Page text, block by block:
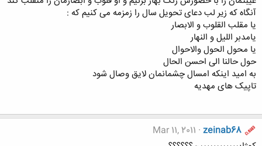
آنگاه که زیر لب دعای تحویل سال را زمزمه می کنیم که :
یا مقلب القلوب و الابصار
یامدبر اللیل و النهار
یا محول الحول والاحوال
حول حالنا الی احسن الحال
به امید اینکه امسال چشمانمان لایق وصال شود
تاپیک های مهدیه
zeinab68
Mar 11, 2011